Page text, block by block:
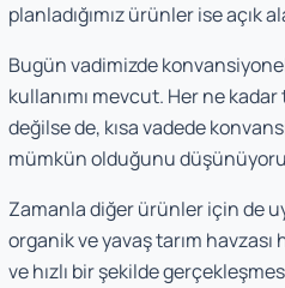
planladığımız ürünler ise açık
Bugün vadimizde
kullanımı mevcut. Her ne
değilse de, kısa vadede
mümkün olduğunu
Zamanla diğer ürünler için de
organik ve yavaş tarım
ve hızlı bir şekilde